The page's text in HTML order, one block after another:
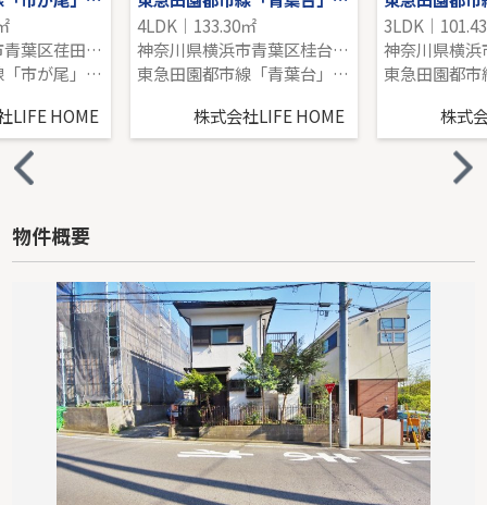
神奈川県横浜市青葉区荏田西５丁目
東急田園都市線「市が尾」駅 徒歩14分
LIFE HOME
4LDK｜133.30㎡
神奈川県横浜市青葉区桂台２丁目
東急田園都市線「青葉台」駅 バス5分 「桂台公園入口」 停歩4分
株式会社LIFE HOME
3LDK｜
神奈川県横
株式
物件概要